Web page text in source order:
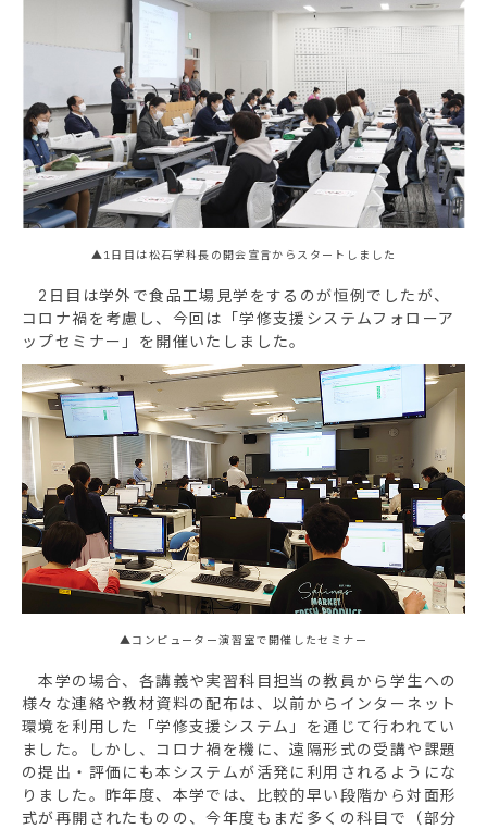
▲1日目は松石学科長の開会宣言からスタートしました
2日目は学外で食品工場見学をするのが恒例でしたが、
コロナ禍を考慮し、今回は「学修支援システムフォローア
ップセミナー」を開催いたしました。
▲コンピューター演習室で開催したセミナー
本学の場合、各講義や実習科目担当の教員から学生への
様々な連絡や教材資料の配布は、以前からインターネット
環境を利用した「学修支援システム」を通じて行われてい
ました。しかし、コロナ禍を機に、遠隔形式の受講や課題
の提出・評価にも本システムが活発に利用されるようにな
りました。昨年度、本学では、比較的早い段階から対面形
式が再開されたものの、今年度もまだ多くの科目で（部分